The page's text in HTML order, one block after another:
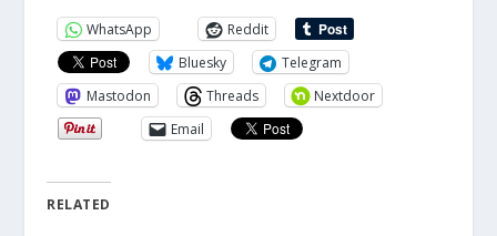
WhatsApp
Reddit
Bluesky
Telegram
Mastodon
Threads
Nextdoor
Email
RELATED